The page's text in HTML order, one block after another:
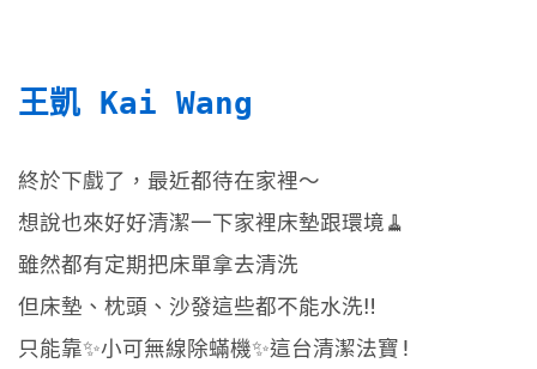
王凱 Kai Wang
終於下戲了，最近都待在家裡～
想說也來好好清潔一下家裡床墊跟環境🧹
雖然都有定期把床單拿去清洗
但床墊、枕頭、沙發這些都不能水洗‼️
只能靠✨小可無線除蟎機✨這台清潔法寶!